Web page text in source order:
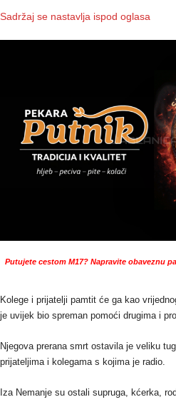
Sadržaj se nastavlja ispod oglasa
Putujete cestom M17? Napravite obaveznu
Kolege i prijatelji pamtit će ga kao
je uvijek bio spreman pomoći drugima i
Njegova prerana smrt ostavila je veliku
prijateljima i kolegama s kojima je radio.
Iza Nemanje su ostali supruga, kćerka,